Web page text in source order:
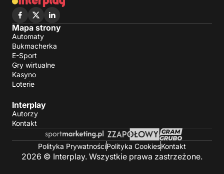
Mapa strony
Automaty
Bukmacherka
E-Sport
Gry wirtualne
Kasyno
Loterie
Interplay
Autorzy
Kontakt
Polityka PrywatnościPolityka CookiesKontakt
2026 © Interplay. Wszystkie prawa zastrzeżone.